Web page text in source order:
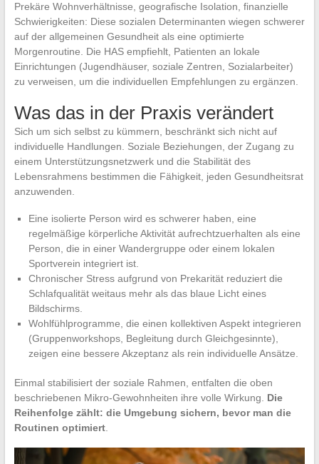
Prekäre Wohnverhältnisse, geografische Isolation, finanzielle
Schwierigkeiten: Diese sozialen Determinanten wiegen schwerer
auf der allgemeinen Gesundheit als eine optimierte
Morgenroutine. Die HAS empfiehlt, Patienten an lokale
Einrichtungen (Jugendhäuser, soziale Zentren, Sozialarbeiter)
zu verweisen, um die individuellen Empfehlungen zu ergänzen.
Was das in der Praxis verändert
Sich um sich selbst zu kümmern, beschränkt sich nicht auf
individuelle Handlungen. Soziale Beziehungen, der Zugang zu
einem Unterstützungsnetzwerk und die Stabilität des
Lebensrahmens bestimmen die Fähigkeit, jeden Gesundheitsrat
anzuwenden.
Eine isolierte Person wird es schwerer haben, eine
regelmäßige körperliche Aktivität aufrechtzuerhalten als eine
Person, die in einer Wandergruppe oder einem lokalen
Sportverein integriert ist.
Chronischer Stress aufgrund von Prekarität reduziert die
Schlafqualität weitaus mehr als das blaue Licht eines
Bildschirms.
Wohlfühlprogramme, die einen kollektiven Aspekt integrieren
(Gruppenworkshops, Begleitung durch Gleichgesinnte),
zeigen eine bessere Akzeptanz als rein individuelle Ansätze.
Einmal stabilisiert der soziale Rahmen, entfalten die oben
beschriebenen Mikro-Gewohnheiten ihre volle Wirkung. Die
Reihenfolge zählt: die Umgebung sichern, bevor man die
Routinen optimiert.